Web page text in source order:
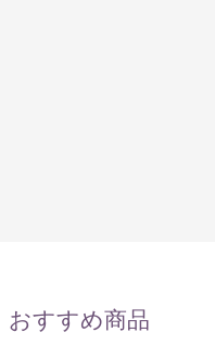
おすすめ商品